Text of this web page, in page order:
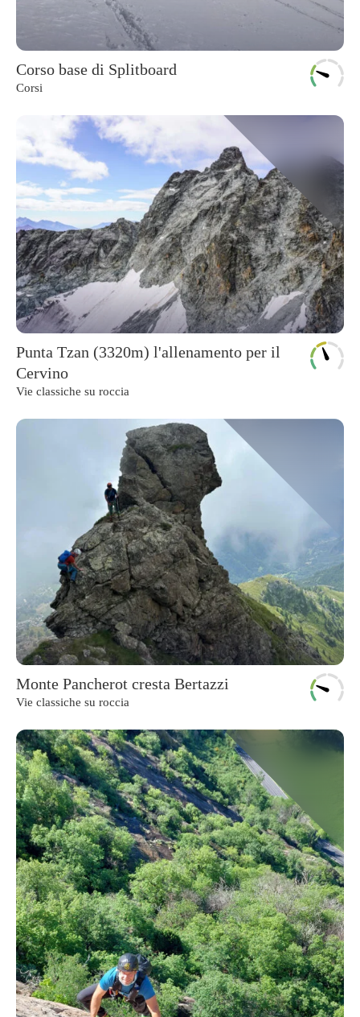
Corso base di Splitboard
Corsi
Punta Tzan (3320m) l'allenamento per il
Cervino
Vie classiche su roccia
Monte Pancherot cresta Bertazzi
Vie classiche su roccia